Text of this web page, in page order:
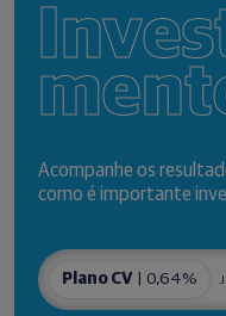
Acompanhe os
como é importante
Plano CV | 0,64%